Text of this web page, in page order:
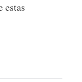
estas